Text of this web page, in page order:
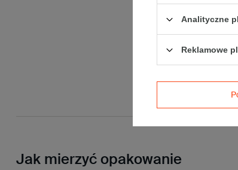
Jak mierzyć opakowanie
Analityczne
Reklamowe